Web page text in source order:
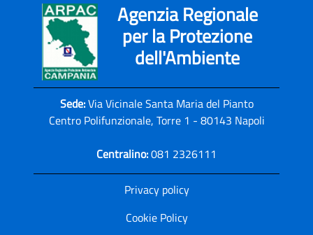
Agenzia Regionale
per la Protezione
dell'Ambiente
Sede:Via Vicinale Santa Maria del Pianto
Centro Polifunzionale, Torre 1 - 80143 Napoli
Centralino:081 2326111
Privacy policy
Cookie Policy